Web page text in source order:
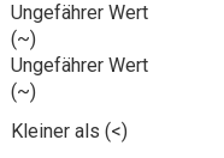
Ungefährer Wert
(~)
Ungefährer Wert
(~)
Kleiner als (<)